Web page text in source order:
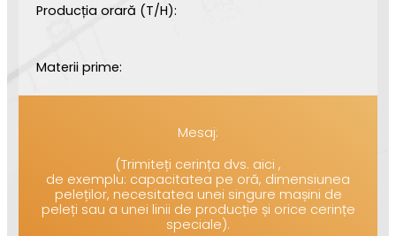
Producția orară (T/H):
Materii prime:
Mesaj:
(Trimiteți cerința dvs. aici ,
de exemplu: capacitatea pe oră, dimensiunea
peleților, necesitatea unei singure mașini de
peleți sau a unei linii de producție și orice cerințe
speciale).